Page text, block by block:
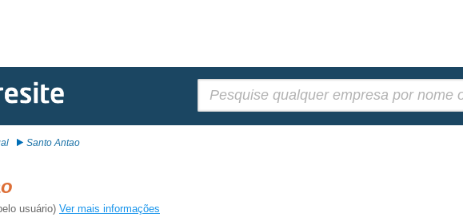
Santo Antao
usuário) Ver mais informações